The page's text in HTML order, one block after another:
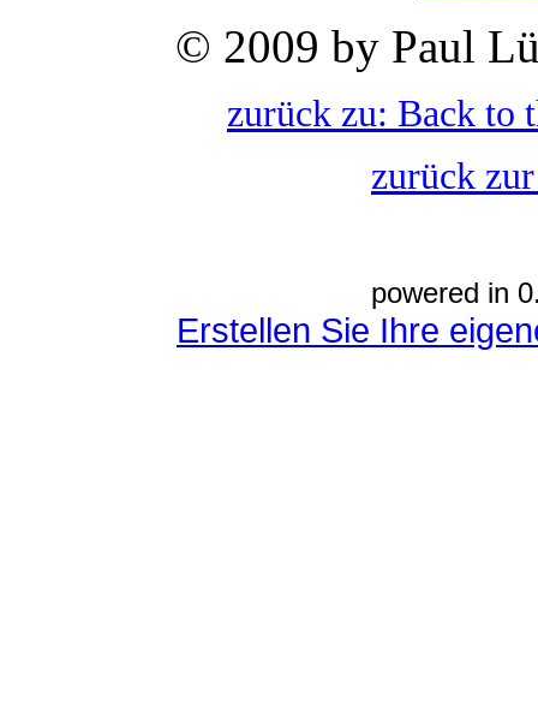
© 2009 by Paul
zurück zu: Back to
zurück
powered in
Erstellen Sie Ihre